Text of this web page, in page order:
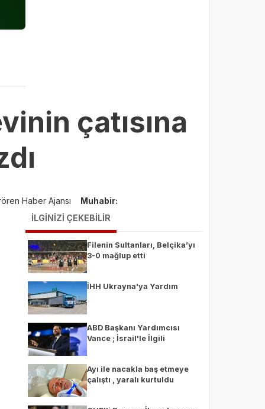
çatısına
Haber Ajansı Muhabir:
İLGİNİZİ ÇEKEBİLİR
Filenin Sultanları, Belçika’yı
3-0 mağlup etti
İHH Ukrayna'ya Yardım
ABD Başkanı Yardımcısı
Vance ; İsrail'le İlgili
Açıklama
Ayı ile nacakla baş etmeye
çalıştı , yaralı kurtuldu